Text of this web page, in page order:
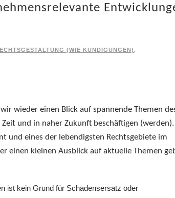
(WIE KÜNDIGUNGEN),
wieder einen Blick auf spannende Themen
und in naher Zukunft beschäftigen (werden).
und eines der lebendigsten Rechtsgebiete im
einen kleinen Ausblick auf aktuelle Themen
ist kein Grund für Schadensersatz oder